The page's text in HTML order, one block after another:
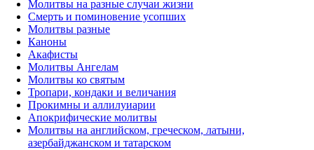
Молитвы на разные случаи жизни
Смерть и поминовение усопших
Молитвы разные
Каноны
Акафисты
Молитвы Ангелам
Молитвы ко святым
Тропари, кондаки и величания
Прокимны и аллилуиарии
Апокрифические молитвы
Молитвы на английском, греческом, латыни,
азербайджанском и татарском